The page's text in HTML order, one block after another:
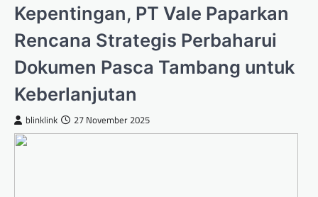
Kepentingan, PT Vale Paparkan
Rencana Strategis Perbaharui
Dokumen Pasca Tambang untuk
Keberlanjutan
blinklink 27 November 2025